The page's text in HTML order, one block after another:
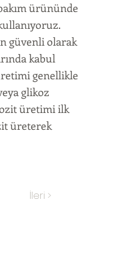
ürününde
güvenli olarak
kabul
genellikle
glikoz
üretimi ilk
üreterek
İleri >